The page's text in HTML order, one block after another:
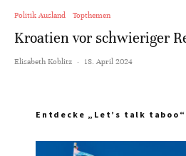
Politik Ausland Topthemen
Kroatien vor schwieriger
Elisabeth Koblitz · 18. April 2024
Entdecke „Let’s talk